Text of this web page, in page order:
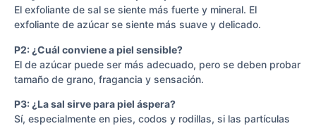
El exfoliante de sal se siente más fuerte y mineral. El
exfoliante de azúcar se siente más suave y delicado.
P2: ¿Cuál conviene a piel sensible?
El de azúcar puede ser más adecuado, pero se deben probar
tamaño de grano, fragancia y sensación.
P3: ¿La sal sirve para piel áspera?
Sí, especialmente en pies, codos y rodillas, si las partículas